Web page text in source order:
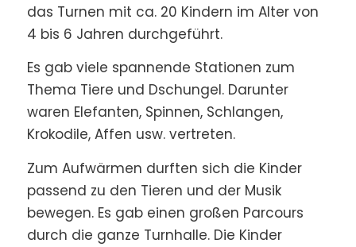
das Turnen mit ca. 20 Kindern im Alter von
4 bis 6 Jahren durchgeführt.
Es gab viele spannende Stationen zum
Thema Tiere und Dschungel. Darunter
waren Elefanten, Spinnen, Schlangen,
Krokodile, Affen usw. vertreten.
Zum Aufwärmen durften sich die Kinder
passend zu den Tieren und der Musik
bewegen. Es gab einen großen Parcours
durch die ganze Turnhalle. Die Kinder